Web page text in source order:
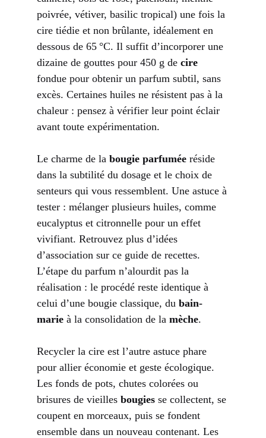
poivrée, vétiver, basilic tropical) une fois la
cire tiédie et non brûlante, idéalement en
dessous de 65 °C. Il suffit d’incorporer une
dizaine de gouttes pour 450 g decire
fondue pour obtenir un parfum subtil, sans
excès. Certaines huiles ne résistent pas à la
chaleur : pensez à vérifier leur point éclair
avant toute expérimentation.
Le charme de labougie parfumée réside
dans la subtilité du dosage et le choix de
senteurs qui vous ressemblent. Une astuce à
tester : mélanger plusieurs huiles, comme
eucalyptus et citronnelle pour un effet
vivifiant. Retrouvez plus d’idées
d’association surce guide de recettes.
L’étape du parfum n’alourdit pas la
réalisation : le procédé reste identique à
celui d’une bougie classique, dubain-
marie à la consolidation de lamèche.
Recycler la cire est l’autre astuce phare
pour allier économie et geste écologique.
Les fonds de pots, chutes colorées ou
brisures de vieillesbougies se collectent, se
coupent en morceaux, puis se fondent
ensemble dans un nouveau contenant. Les